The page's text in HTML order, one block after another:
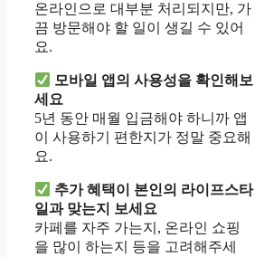
온라인으로 대부분 처리되지만, 가
끔 방문해야 할 일이 생길 수 있어
요.
모바일 앱의 사용성을 확인해보
세요
5년 동안 매월 입금해야 하니까 앱
이 사용하기 편한지가 정말 중요해
요.
추가 혜택이 본인의 라이프스타
일과 맞는지 보세요
카페를 자주 가는지, 온라인 쇼핑
을 많이 하는지 등을 고려해주세